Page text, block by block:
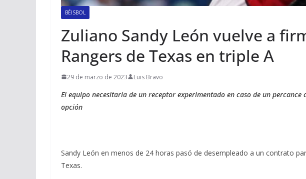
BÉISBOL
Zuliano Sandy León vuelve a
Rangers de Texas en triple A
29 de marzo de 2023 Luis Bravo
El equipo necesitaría de un receptor experimentado en caso de un percance
opción
Sandy León en menos de 24 horas pasó de desempleado a un contrato
Texas.